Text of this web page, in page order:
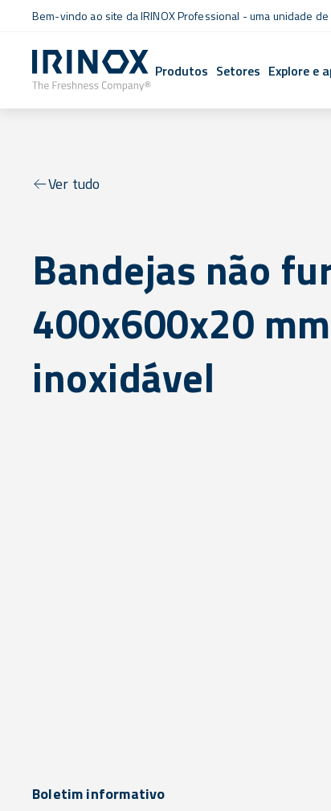
Bem-vindo ao site da IRINOX Professional - uma unidade
Produtos Setores Explore e
Ver tudo
Bandejas não
400x600x20
inoxidável
Boletim informativo